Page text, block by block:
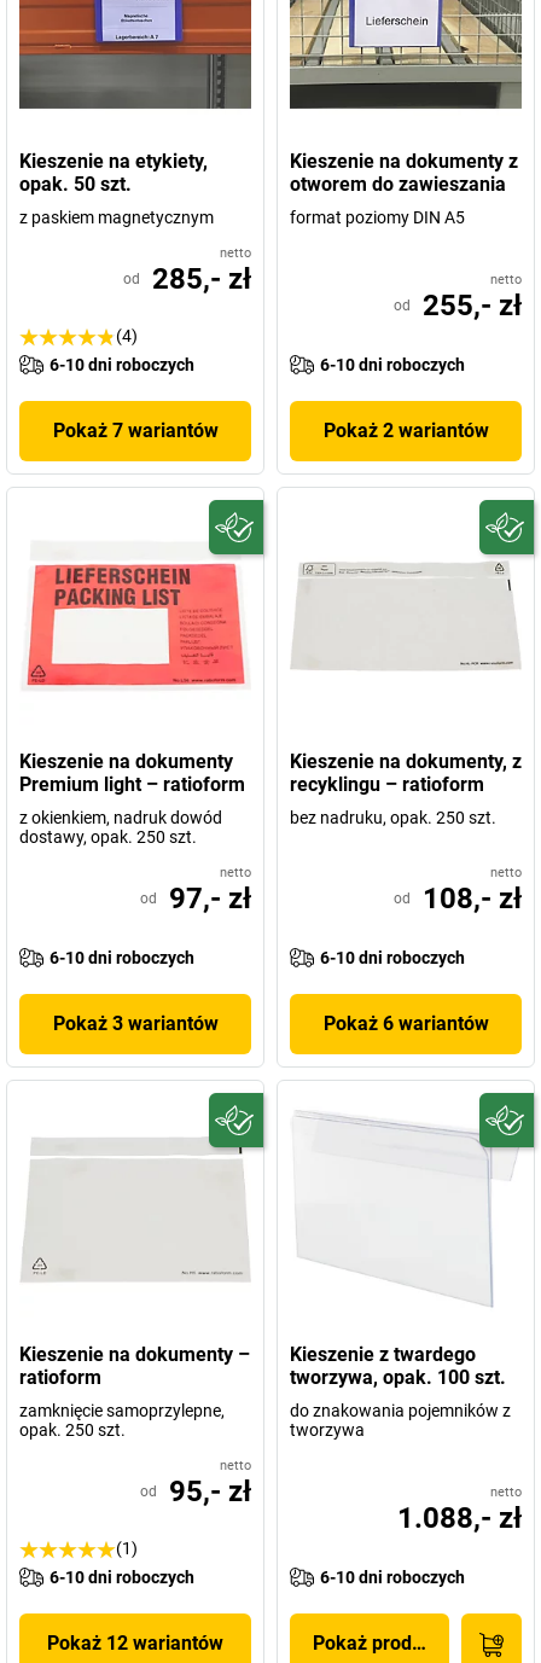
Kieszenie na etykiety,
opak. 50 szt.
z paskiem magnetycznym
netto
od 285,- zł
(4)
6-10 dni roboczych
Pokaż 7 wariantów
Kieszenie na dokumenty z
otworem do zawieszania
format poziomy DIN A5
netto
od 255,- zł
6-10 dni roboczych
Pokaż 2 wariantów
Kieszenie na dokumenty
Premium light – ratioform
z okienkiem, nadruk dowód
dostawy, opak. 250 szt.
netto
od 97,- zł
6-10 dni roboczych
Pokaż 3 wariantów
Kieszenie na dokumenty, z
recyklingu – ratioform
bez nadruku, opak. 250 szt.
netto
od 108,- zł
6-10 dni roboczych
Pokaż 6 wariantów
Kieszenie na dokumenty –
ratioform
zamknięcie samoprzylepne,
opak. 250 szt.
netto
od 95,- zł
(1)
6-10 dni roboczych
Pokaż 12 wariantów
Kieszenie z twardego
tworzywa, opak. 100 szt.
do znakowania pojemników z
tworzywa
netto
1.088,- zł
6-10 dni roboczych
Pokaż produkt